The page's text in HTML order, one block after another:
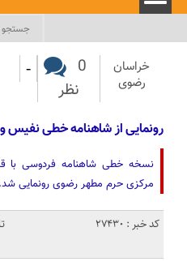
خراسان
رضوی
0
نظر
-
رونمایی از شاهنامه خطی نفیس
مرکزی حرم مطهر رضوی رونمایی شد.
کد خبر : 27430